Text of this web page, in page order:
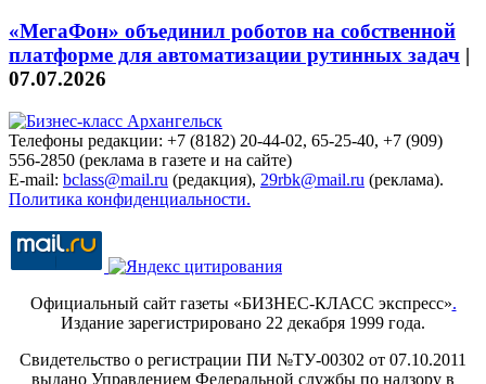
«МегаФон» объединил роботов на собственной
платформе для автоматизации рутинных задач |
07.07.2026
Телефоны редакции: +7 (8182) 20-44-02, 65-25-40, +7 (909)
556-2850 (реклама в газете и на сайте)
E-mail: bclass@mail.ru (редакция), 29rbk@mail.ru (реклама).
Политика конфиденциальности.
Официальный сайт газеты «БИЗНЕС-КЛАСС экспресс».
Издание зарегистрировано 22 декабря 1999 года.
Свидетельство о регистрации ПИ №ТУ-00302 от 07.10.2011
выдано Управлением Федеральной службы по надзору в